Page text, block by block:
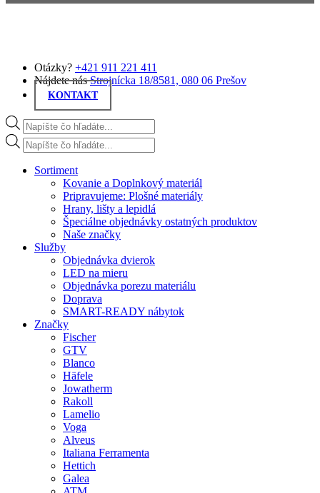
Otázky? +421 911 221 411
Nájdete nás Strojnícka 18/8581, 080 06 Prešov
KONTAKT
Products search
Products search
Sortiment
Kovanie a Doplnkový materiál
Pripravujeme: Plošné materiály
Hrany, lišty a lepidlá
Špeciálne objednávky ostatných produktov
Naše značky
Služby
Objednávka dvierok
LED na mieru
Objednávka porezu materiálu
Doprava
SMART-READY nábytok
Značky
Fischer
GTV
Blanco
Häfele
Jowatherm
Rakoll
Lamelio
Voga
Alveus
Italiana Ferramenta
Hettich
Galea